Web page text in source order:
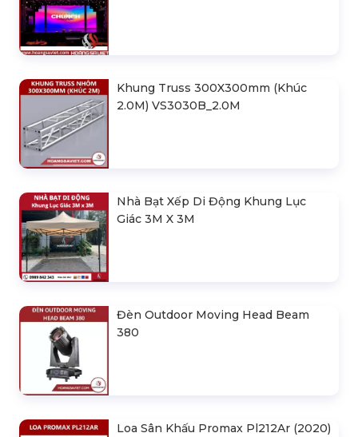
Khung Truss 300X300mm (Khúc
2.0M) VS3030B_2.0M
Nhà Bạt Xếp Di Động Khung Lục
Giác 3M X 3M
Đèn Outdoor Moving Head Beam
380
Loa Sân Khấu Promax Pl212Ar (2020)